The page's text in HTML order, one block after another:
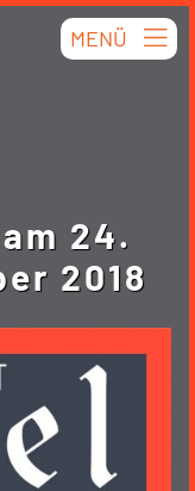
MENÜ
24.
2018